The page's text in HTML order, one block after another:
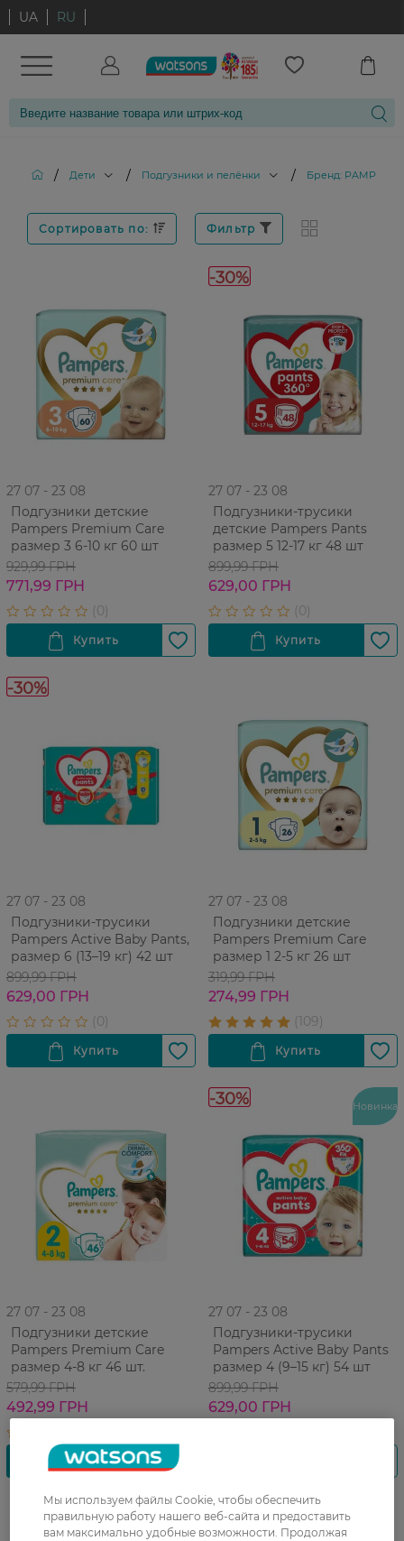
UA RU
/ Дети / Подгузники и пелёнки / Бренд: PAMPERS
Сортировать по: Фильтр
27 07 - 23 08
Подгузники детские
Pampers Premium Care
размер 3 6-10 кг 60 шт
929,99 ГРН
771,99 ГРН
-30%
27 07 - 23 08
Подгузники-трусики
детские Pampers Pants
размер 5 12-17 кг 48 шт
899,99 ГРН
629,00 ГРН
-30%
27 07 - 23 08
Подгузники-трусики
Pampers Active Baby Pants,
размер 6 (13–19 кг) 42 шт
899,99 ГРН
629,00 ГРН
27 07 - 23 08
Подгузники детские
Pampers Premium Care
размер 1 2-5 кг 26 шт
319,99 ГРН
274,99 ГРН
27 07 - 23 08
Подгузники детские
Pampers Premium Care
размер 4-8 кг 46 шт.
579,99 ГРН
492,99 ГРН
-30% Новинка
27 07 - 23 08
Подгузники-трусики
Pampers Active Baby Pants
размер 4 (9–15 кг) 54 шт
899,99 ГРН
629,00 ГРН
Мы используем файлы Cookie, чтобы обеспечить
правильную работу нашего веб-сайта и предоставить
вам максимально удобные возможности. Продолжая